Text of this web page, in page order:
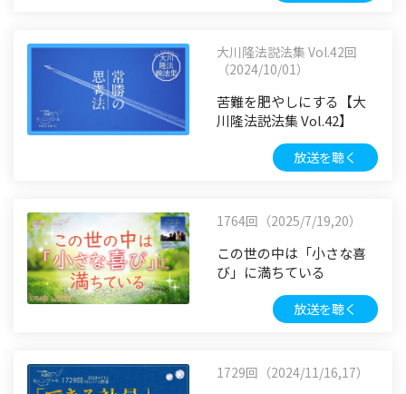
大川隆法説法集 Vol.42回
（2024/10/01）
苦難を肥やしにする【大
川隆法説法集 Vol.42】
放送を聴く
1764回（2025/7/19,20）
この世の中は「小さな喜
び」に満ちている
放送を聴く
1729回（2024/11/16,17）